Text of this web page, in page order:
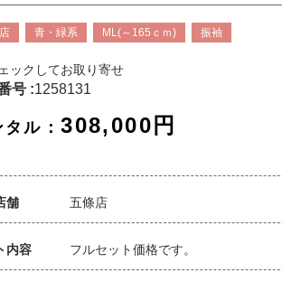
青・緑系 ML(～165ｃｍ) 振袖
ックしてお取り寄せ
号 :1258131
タル：308,000円
舗 五條店
内容 フルセット価格です。